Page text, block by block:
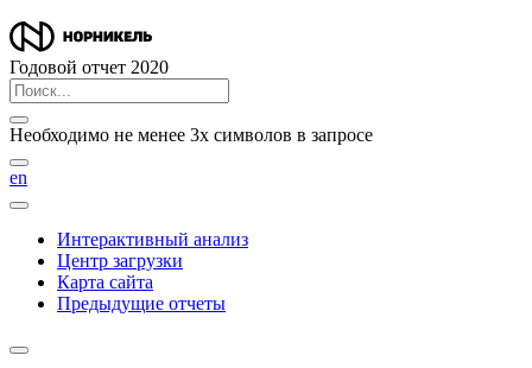
Годовой отчет 2020
Необходимо не менее 3х символов в запросе
en
Интерактивный анализ
Центр загрузки
Карта сайта
Предыдущие отчеты